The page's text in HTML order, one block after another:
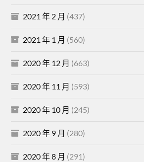
2021 年 2 月 (437)
2021 年 1 月 (560)
2020 年 12 月 (663)
2020 年 11 月 (593)
2020 年 10 月 (245)
2020 年 9 月 (280)
2020 年 8 月 (291)